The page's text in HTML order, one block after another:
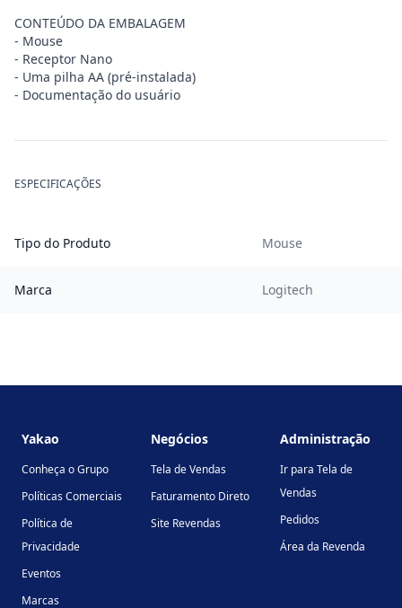
CONTEÚDO DA EMBALAGEM
- Mouse
- Receptor Nano
- Uma pilha AA (pré-instalada)
- Documentação do usuário
ESPECIFICAÇÕES
Tipo do Produto Mouse
Marca Logitech
Yakao
Conheça o Grupo
Políticas Comerciais
Política de
Privacidade
Eventos
Marcas
Negócios
Tela de Vendas
Faturamento Direto
Site Revendas
Administração
Ir para Tela de
Vendas
Pedidos
Área da Revenda